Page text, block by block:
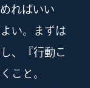
ればいい
い。
まずは
、『行動こ
こと。